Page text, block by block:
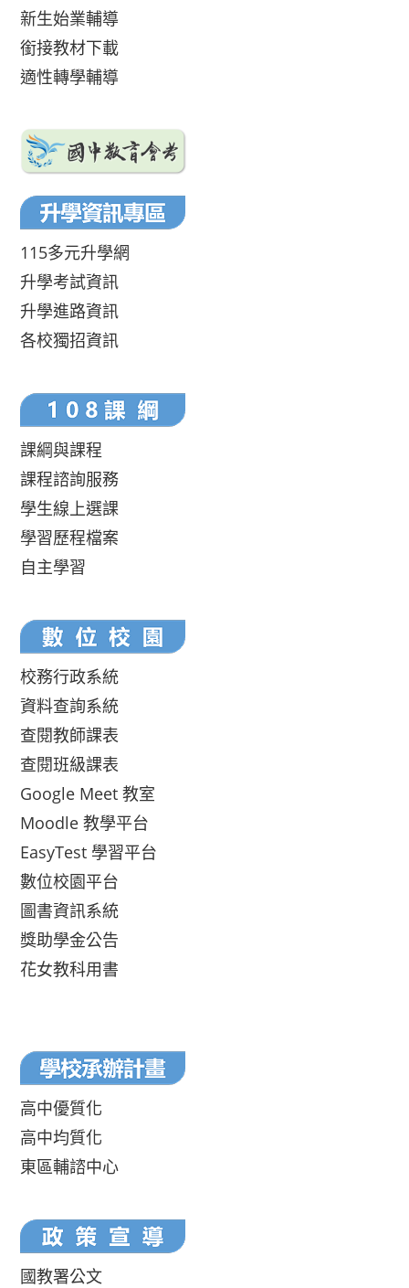
新生始業輔導
銜接教材下載
適性轉學輔導
115多元升學網
升學考試資訊
升學進路資訊
各校獨招資訊
課綱與課程
課程諮詢服務
學生線上選課
學習歷程檔案
自主學習
校務行政系統
資料查詢系統
查閱教師課表
查閱班級課表
Google Meet 教室
Moodle 教學平台
EasyTest 學習平台
數位校園平台
圖書資訊系統
獎助學金公告
花女教科用書
高中優質化
高中均質化
東區輔諮中心
國教署公文